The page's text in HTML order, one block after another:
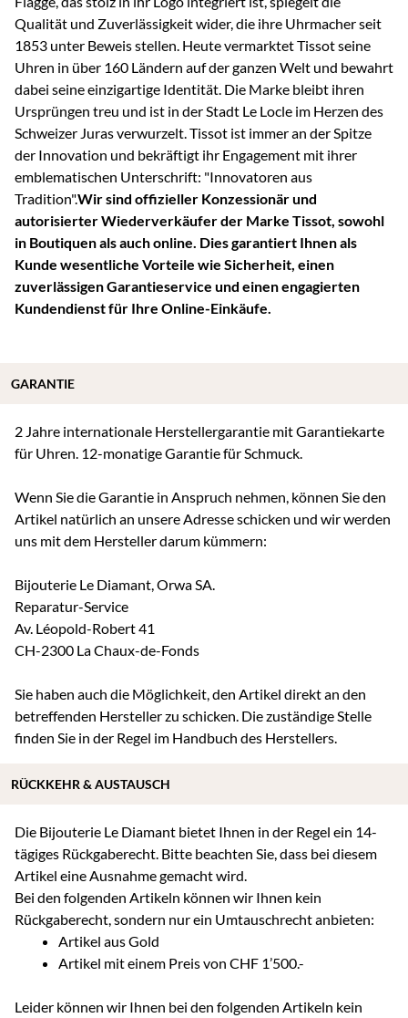
Qualität und Zuverlässigkeit wider, die ihre Uhrmacher seit
1853 unter Beweis stellen. Heute vermarktet Tissot seine
Uhren in über 160 Ländern auf der ganzen Welt und bewahrt
dabei seine einzigartige Identität. Die Marke bleibt ihren
Ursprüngen treu und ist in der Stadt Le Locle im Herzen des
Schweizer Juras verwurzelt. Tissot ist immer an der Spitze
der Innovation und bekräftigt ihr Engagement mit ihrer
emblematischen Unterschrift: "Innovatoren aus
Tradition".Wir sind offizieller Konzessionär und
autorisierter Wiederverkäufer der Marke Tissot, sowohl
in Boutiquen als auch online. Dies garantiert Ihnen als
Kunde wesentliche Vorteile wie Sicherheit, einen
zuverlässigen Garantieservice und einen engagierten
Kundendienst für Ihre Online-Einkäufe.
2 Jahre internationale Herstellergarantie mit Garantiekarte
für Uhren. 12-monatige Garantie für Schmuck.
Wenn Sie die Garantie in Anspruch nehmen, können Sie den
Artikel natürlich an unsere Adresse schicken und wir werden
uns mit dem Hersteller darum kümmern:
Bijouterie Le Diamant, Orwa SA.
Reparatur-Service
Av. Léopold-Robert 41
CH-2300 La Chaux-de-Fonds
Sie haben auch die Möglichkeit, den Artikel direkt an den
betreffenden Hersteller zu schicken. Die zuständige Stelle
finden Sie in der Regel im Handbuch des Herstellers.
Die Bijouterie Le Diamant bietet Ihnen in der Regel ein 14-
tägiges Rückgaberecht. Bitte beachten Sie, dass bei diesem
Artikel eine Ausnahme gemacht wird.
Bei den folgenden Artikeln können wir Ihnen kein
Rückgaberecht, sondern nur ein Umtauschrecht anbieten:
Artikel aus Gold
Artikel mit einem Preis von CHF 1’500.-
Leider können wir Ihnen bei den folgenden Artikeln kein
GARANTIE
RÜCKKEHR & AUSTAUSCH